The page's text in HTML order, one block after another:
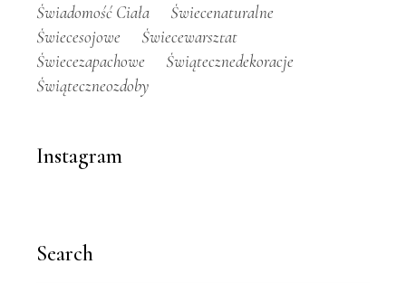
Świadomość Ciała
Świecenaturalne
Świecesojowe
Świecewarsztat
Świecezapachowe
Świątecznedekoracje
Świąteczneozdoby
Instagram
Search